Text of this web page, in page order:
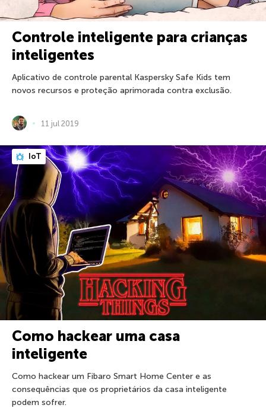
Controle inteligente para crianças
inteligentes
Aplicativo de controle parental Kaspersky Safe Kids tem
novos recursos e proteção aprimorada contra exclusão.
11 jul 2019
IoT
Como hackear uma casa
inteligente
Como hackear um Fibaro Smart Home Center e as
consequências que os proprietários da casa inteligente
podem sofrer.